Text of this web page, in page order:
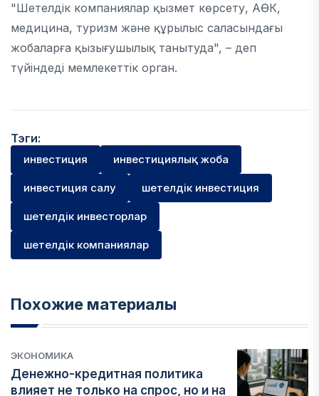
"Шетелдік компаниялар қызмет көрсету, АӨК,
медицина, туризм және құрылыс саласындағы
жобаларға қызығушылық танытуда", – деп
түйіндеді мемлекеттік орган.
Тэги:
инвестиция инвестициялық жоба
инвестиция салу шетелдік инвестиция
шетелдік инвесторлар
шетелдік компаниялар
Похожие материалы
ЭКОНОМИКА
Денежно-кредитная политика
влияет не только на спрос, но и на